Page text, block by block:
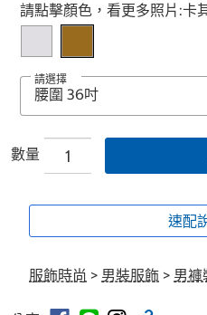
Select product
請點擊顏色，看更多照片:卡
請選擇
數量
速配
服飾時尚 > 男裝服飾 > 男褲